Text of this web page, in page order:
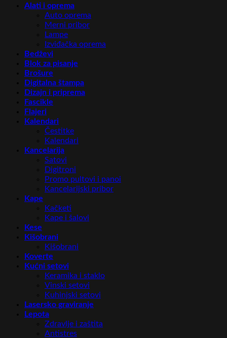
Alati i oprema
Auto oprema
Merni pribor
Lampe
Izviđačka oprema
Bedževi
Blok za pisanje
Brošure
Digitalna štampa
Dizajn i priprema
Fascikle
Flajeri
Kalendari
Čestitke
Kalendari
Kancelarija
Satovi
Digitroni
Promo pultovi i panoi
Kancelarijski pribor
Kape
Kačketi
Kape i šalovi
Kese
Kišobrani
Kišobrani
Koverte
Kućni setovi
Keramika i staklo
Vinski setovi
Kuhinjski setovi
Lasersko graviranje
Lepota
Zdravlje i zaštita
Antistres